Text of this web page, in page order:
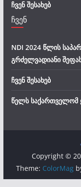
ჩვენ შესახებ
ჩვენ
NDI 2024 წლის
გრძელვადიანი
ჩვენ შესახებ
წელს საქართველომ
Copyright ©
Theme: ColorMag